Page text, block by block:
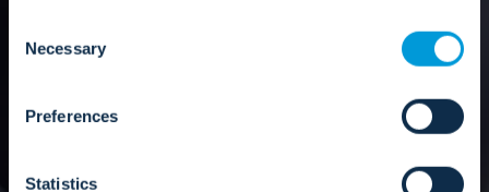
cookies. Click "Show details" below for more information
about who we share your information with.
Selection
Necessary
Preferences
Statistics
ما الذي يمكنكم توقعه؟
نسعى لجعل كل مرحلة واضحة،
وتعاونية، ومحورها الإنسان.